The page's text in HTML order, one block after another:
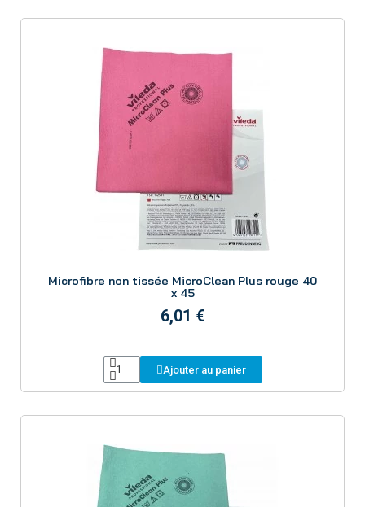
Microfibre non tissée MicroClean Plus rouge 40
x 45
6,01 €
Ajouter au panier